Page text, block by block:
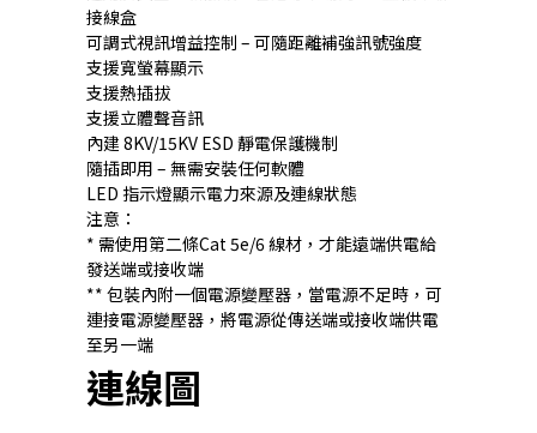
接線盒
可調式視訊增益控制 – 可隨距離補強訊號強度
支援寬螢幕顯示
支援熱插拔
支援立體聲音訊
內建 8KV/15KV ESD 靜電保護機制
隨插即用 – 無需安裝任何軟體
LED 指示燈顯示電力來源及連線狀態
注意：
* 需使用第二條Cat 5e/6 線材，才能遠端供電給
發送端或接收端
** 包裝內附一個電源變壓器，當電源不足時，可
連接電源變壓器，將電源從傳送端或接收端供電
至另一端
連線圖